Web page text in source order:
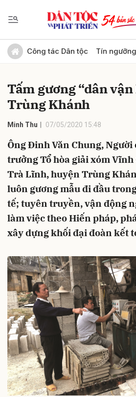
Công tác Dân tộc Tín
Tấm gương “dân vận
Trùng Khánh
Minh Thu 07/05/2020 15:48
Ông Đinh Văn Chung, Người
trưởng Tổ hòa giải xóm
Trà Lĩnh, huyện Trùng
luôn gương mẫu đi đầu
tế; tuyên truyền, vận động
làm việc theo Hiến pháp,
xây dựng khối đại đoàn kết
Gửi bình luận